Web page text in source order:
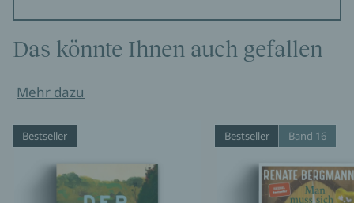
Das könnte Ihnen auch gefallen
Mehr dazu
Bestseller Bestseller Band 16